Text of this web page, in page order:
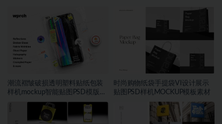
潮流褶皱破损透明塑料贴纸包装
样机mockup智能贴图PSD模版设
计素材
时尚购物纸袋手提袋VI设计展示
贴图PSD样机MOCKUP模板素材